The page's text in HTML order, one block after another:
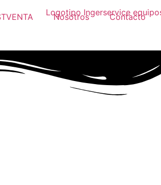
Nosotros Contacto